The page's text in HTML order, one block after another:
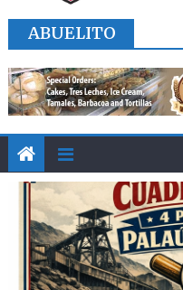
ABUELITO